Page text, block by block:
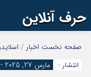
حرف آنلاین
اینستاگرام
آپارات
صفحه نخست اخبار / اسلایدر
انتشار :
مارس 27, 2025 - 4:06 ب.ظ